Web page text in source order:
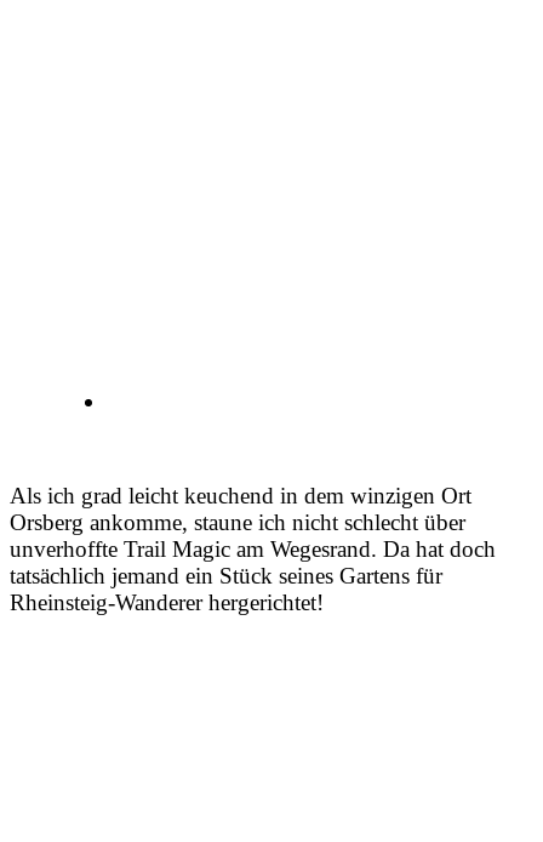
Als ich grad leicht keuchend in dem winzigen Ort
Orsberg ankomme, staune ich nicht schlecht über
unverhoffte Trail Magic am Wegesrand. Da hat doch
tatsächlich jemand ein Stück seines Gartens für
Rheinsteig-Wanderer hergerichtet!